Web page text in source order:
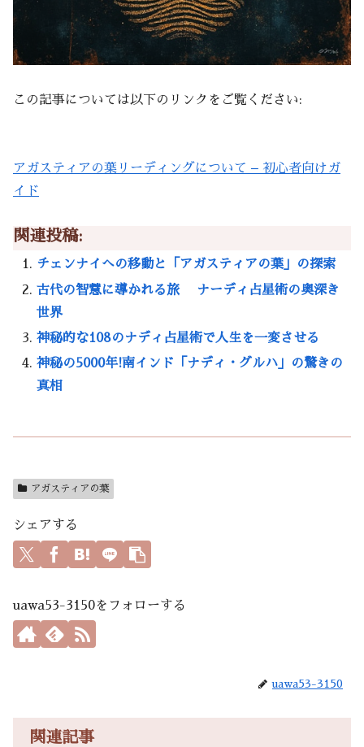
この記事については以下のリンクをご覧ください:
アガスティアの葉リーディングについて – 初心者向けガ
イド
関連投稿:
チェンナイへの移動と「アガスティアの葉」の探索
古代の智慧に導かれる旅 ナーディ占星術の奥深き
世界
神秘的な108のナディ占星術で人生を一変させる
神秘の5000年!南インド「ナディ・グルハ」の驚きの
真相
アガスティアの葉
シェアする
uawa53-3150をフォローする
uawa53-3150
関連記事